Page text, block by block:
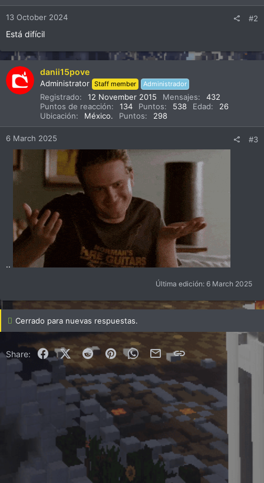
s
:
13 October 2024 #2
Está difícil
danii15pove
Administrator Staff member Administrador
Registrado 12 November 2015 Mensajes
432
Puntos de reacción
134 Puntos 538 Edad
26
Ubicación
México. Puntos 298
6 March 2025 #3
..
Última edición: 6 March 2025
Cerrado para nuevas respuestas.
Share: FacebookX (Twitter)
RedditPinterestWhatsAppCorreo electrónico
Enlace